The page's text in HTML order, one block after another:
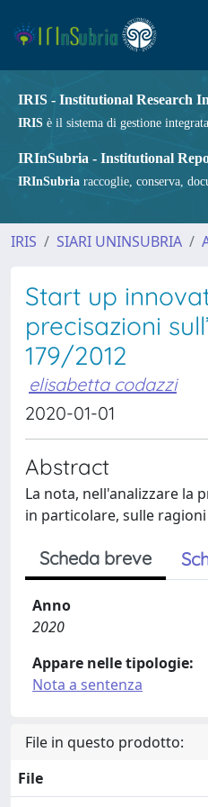
IRIS - Institutional Research
IRIS è il sistema di gestione
IRInSubria - Institutional
IRInSubria raccoglie, conserva,
IRIS SIARI UNINSUBRIA
Start up
precisazioni
179/2012
elisabetta codazzi
2020-01-01
Abstract
La nota, nell'analizzare la
in particolare, sulle ragioni
Scheda breve
Anno
2020
Appare nelle tipologie:
Nota a sentenza
File in questo prodotto:
File